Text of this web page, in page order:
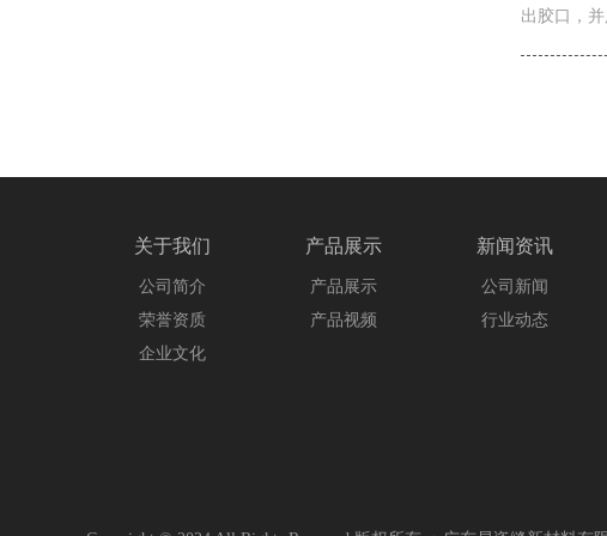
出胶口，
关于我们
公司简介
荣誉资质
企业文化
产品展示
产品展示
产品视频
新闻资讯
公司新闻
行业动态